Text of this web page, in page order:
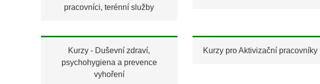
pracovníci, terénní služby
Kurzy - Duševní zdraví,
psychohygiena a prevence
vyhoření
Kurzy pro Aktivizační pracovníky